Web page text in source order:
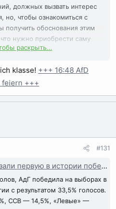
должных вызвать интерес
но, чтобы ознакомиться с
получить обоснования этим
нужно приобрести саму
раскрыть...
klasse! +++ 16:48 AfD
feiern +++
#131
истории победу АдГ на земельных выборах в ФРГ
АдГ победила на выборах в
с результатом 33,5% голосов.
ССВ — 14,5%, «Левые» —